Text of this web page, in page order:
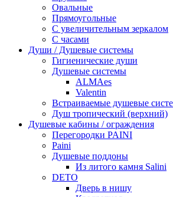
Овальные
Прямоугольные
С увеличительным зеркалом
С часами
Души / Душевые системы
Гигиенические души
Душевые системы
ALMAes
Valentin
Встраиваемые душевые
Душ тропический (верхний)
Душевые кабины / ограждения
Перегородки PAINI
Paini
Душевые поддоны
Из литого камня Salini
DETO
Дверь в нишу